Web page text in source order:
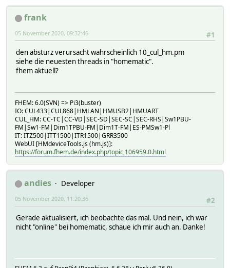
frank
#1
05 November 2020, 09:32:46
den absturz verursacht wahrscheinlich 10_cul_hm.pm
siehe die neuesten threads in "homematic".
fhem aktuell?
FHEM: 6.0(SVN) => Pi3(buster)
IO: CUL433|CUL868|HMLAN|HMUSB2|HMUART
CUL_HM: CC-TC|CC-VD|SEC-SD|SEC-SC|SEC-RHS|Sw1PBU-
FM|Sw1-FM|Dim1TPBU-FM|Dim1T-FM|ES-PMSw1-Pl
IT: ITZ500|ITT1500|ITR1500|GRR3500
WebUI [HMdeviceTools.js (hm.js)]:
https://forum.fhem.de/index.php/topic,106959.0.html
andies
Developer
#2
05 November 2020, 11:20:36
Gerade aktualisiert, ich beobachte das mal. Und nein, ich war
nicht "online" bei homematic, schaue ich mir auch an. Danke!